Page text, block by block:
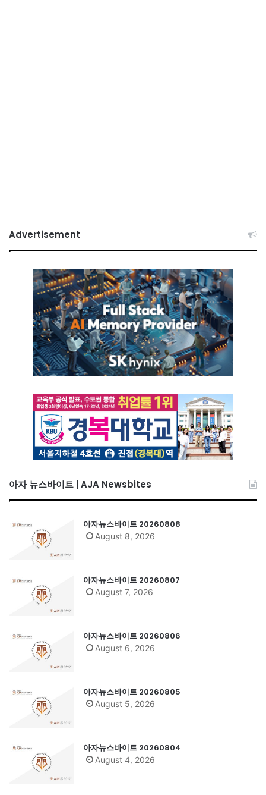
Advertisement
아자 뉴스바이트 | AJA Newsbites
아자뉴스바이트 20260808
August 8, 2026
아자뉴스바이트 20260807
August 7, 2026
아자뉴스바이트 20260806
August 6, 2026
아자뉴스바이트 20260805
August 5, 2026
아자뉴스바이트 20260804
August 4, 2026